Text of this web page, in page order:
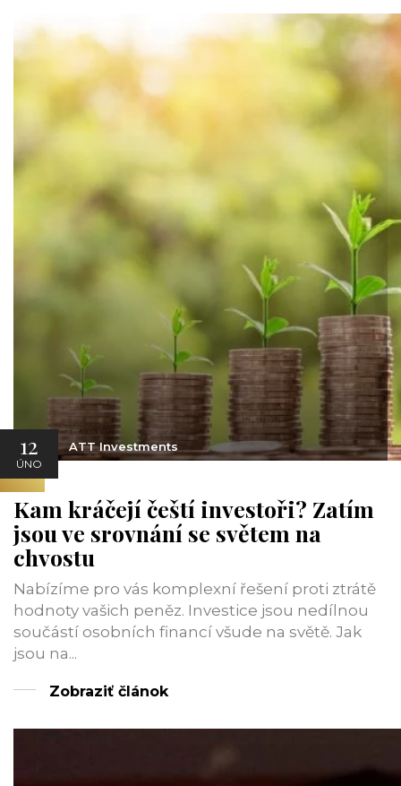
12
ÚNO
ATT Investments
Kam kráčejí čeští investoři? Zatím
jsou ve srovnání se světem na
chvostu
Nabízíme pro vás komplexní řešení proti ztrátě
hodnoty vašich peněz. Investice jsou nedílnou
součástí osobních financí všude na světě. Jak
jsou na...
Zobraziť článok